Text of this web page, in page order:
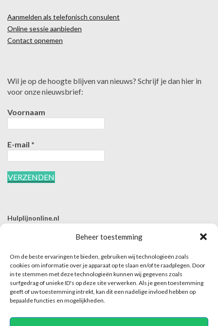
Beheer toestemming
Om de beste ervaringen te bieden, gebruiken wij technologieën zoals
cookies om informatie over je apparaat op te slaan en/of te raadplegen. Door
in te stemmen met deze technologieën kunnen wij gegevens zoals
surfgedrag of unieke ID's op deze site verwerken. Als je geen toestemming
geeft of uw toestemming intrekt, kan dit een nadelige invloed hebben op
bepaalde functies en mogelijkheden.
Aanmelden als telefonisch consulent
Online sessie aanbieden
Contact opnemen
Wil je op de hoogte blijven van nieuws? Schrijf je dan hier in
voor onze nieuwsbrief:
Voornaam
E-mail *
Hulplijnonline.nl
E | info@hulplijnonline.nl
Contactformulier
Over Hulplijnonline.nl
Het team van Hulplijnonline.nl